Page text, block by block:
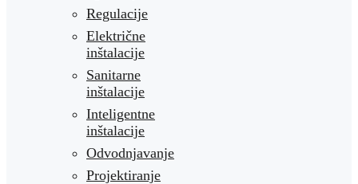
Regulacije
Električne
inštalacije
Sanitarne
inštalacije
Inteligentne
inštalacije
Odvodnjavanje
Projektiranje